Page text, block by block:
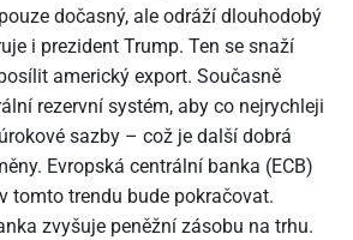
dočasný, ale odráží dlouhodobý
i prezident Trump. Ten se snaží
americký export. Současně
rezervní systém, aby co nejrychleji
sazby – což je další dobrá
Evropská centrální banka (ECB)
tomto trendu bude pokračovat.
zvyšuje peněžní zásobu na trhu.